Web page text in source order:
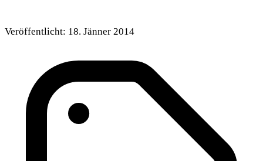
Veröffentlicht: 18. Jänner 2014